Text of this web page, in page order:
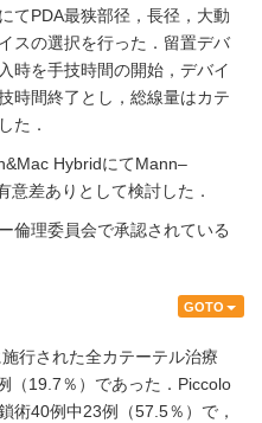
てPDA最狭部径，長径，大動
スの選択を行った．留置デバ
時を手技時間の開始，デバイ
時間終了とし，総線量はカテ
た．
HybridにてMann–
差ありとして検討した．
倫理委員会で承認されている
GOTO
行された全カテーテル治療
（19.7％）であった．Piccolo
術40例中23例（57.5％）で，